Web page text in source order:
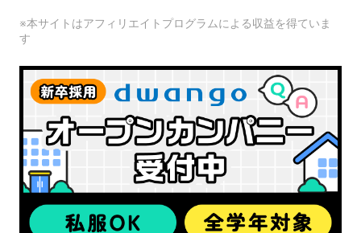
※本サイトはアフィリエイトプログラムによる収益を得ていま
す